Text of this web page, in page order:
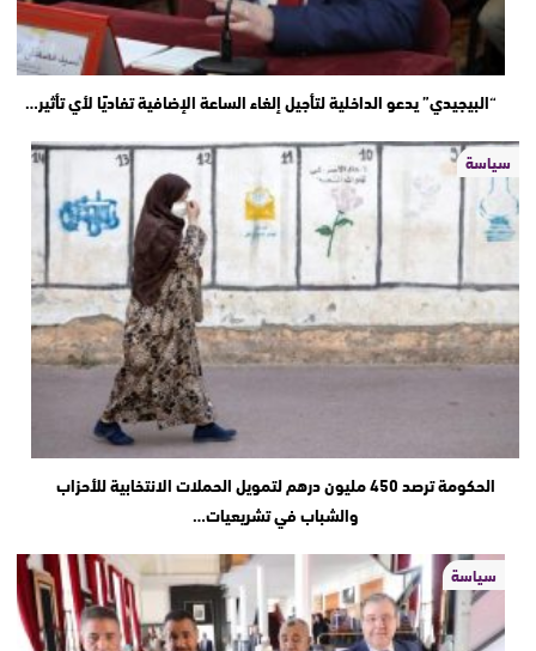
“البيجيدي” يدعو الداخلية لتأجيل إلغاء الساعة الإضافية تفاديًا لأي تأثير…
سياسة
الحكومة ترصد 450 مليون درهم لتمويل الحملات الانتخابية للأحزاب
والشباب في تشريعيات…
سياسة